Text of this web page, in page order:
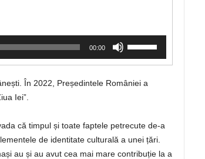
00:00
săgeată
sau
micșora
volumul.
În 2022, Președintele României a
Iei”.
că timpul și toate faptele petrecute de-a
de identitate culturală a unei țări.
au și au avut cea mai mare contribuție la a